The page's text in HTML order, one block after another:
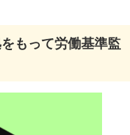
もって労働基準監